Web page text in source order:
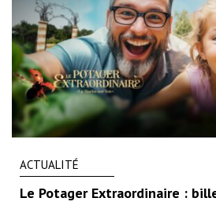
ACTUALITÉ
Le Potager Extraordinaire :